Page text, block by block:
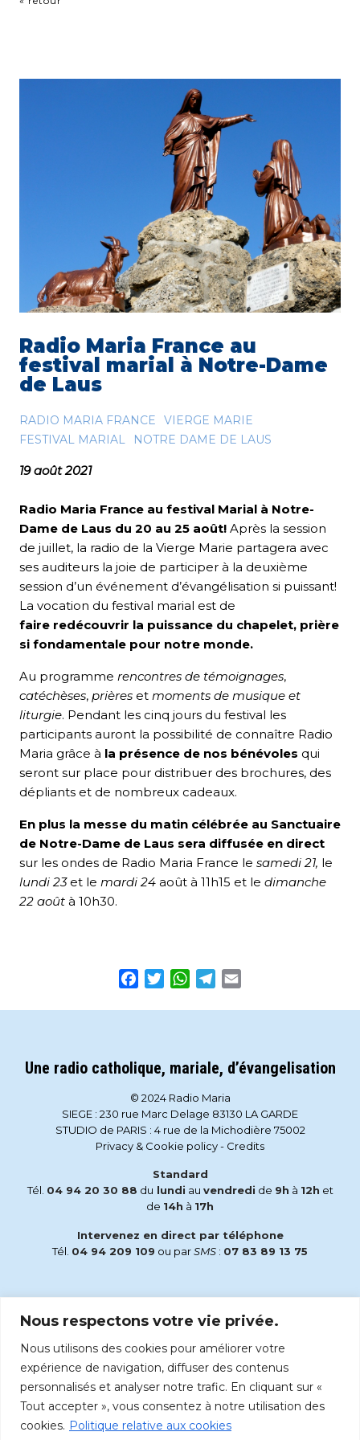
Nous respectons votre vie privée.
Nous utilisons des cookies pour améliorer votre
expérience de navigation, diffuser des contenus
personnalisés et analyser notre trafic. En cliquant sur «
Tout accepter », vous consentez à notre utilisation des
cookies. Politique relative aux cookies
Radio Maria France au
festival marial à Notre-Dame
de Laus
RADIO MARIA FRANCE
VIERGE MARIE
FESTIVAL MARIAL
NOTRE DAME DE LAUS
19 août 2021
Radio Maria France au festival Marial à Notre-
Dame de Laus du 20 au 25 août! Après la session
de juillet, la radio de la Vierge Marie partagera avec
ses auditeurs la joie de participer à la deuxième
session d’un événement d’évangélisation si puissant!
La vocation du festival marial est de
faire redécouvrir la puissance du chapelet, prière
si fondamentale pour notre monde.
Au programme rencontres de témoignages,
catéchèses, prières et moments de musique et
liturgie. Pendant les cinq jours du festival les
participants auront la possibilité de connaître Radio
Maria grâce à la présence de nos bénévoles qui
seront sur place pour distribuer des brochures, des
dépliants et de nombreux cadeaux.
En plus la messe du matin célébrée au Sanctuaire
de Notre-Dame de Laus sera diffusée en direct
sur les ondes de Radio Maria France le samedi 21, le
lundi 23et le mardi 24 août à 11h15 et le dimanche
22 août à 10h30.
Facebook
TwitterWhatsApp
Telegram
Une radio catholique, mariale, d’évangelisation
© 2024 Radio Maria
SIEGE : 230 rue Marc Delage 83130 LA GARDE
STUDIO de PARIS : 4 rue de la Michodière 75002
Privacy & Cookie policy- Credits
Standard
Tél. 04 94 20 30 88 du lundi au vendredi de 9h à 12h et
de 14h à 17h
Intervenez en direct par téléphone
Tél. 04 94 209 109 ou parSMS : 07 83 89 13 75
accueil@radiomaria.fr
Écoutez Radio Maria sur :